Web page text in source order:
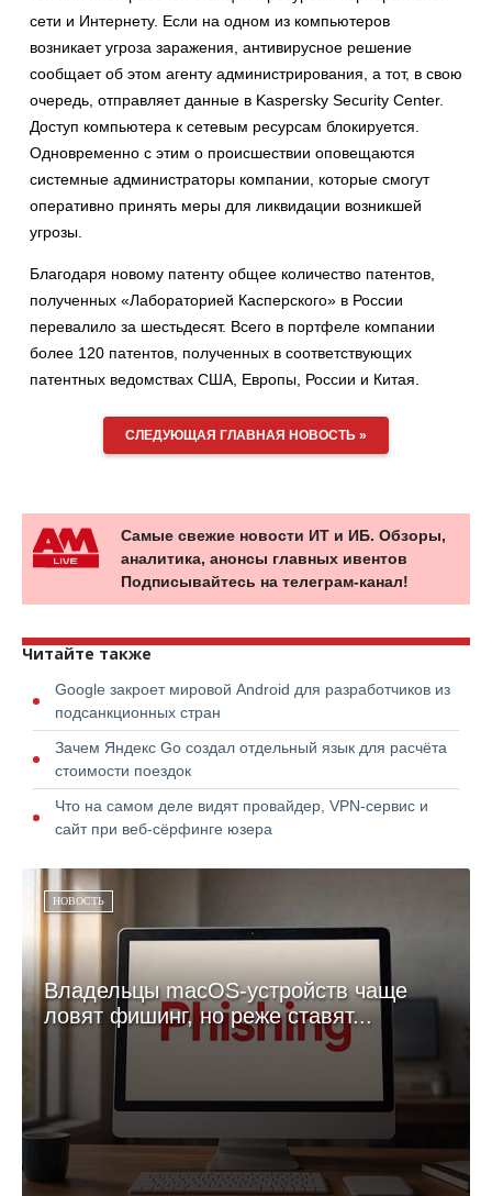
сети и Интернету. Если на одном из компьютеров
возникает угроза заражения, антивирусное решение
сообщает об этом агенту администрирования, а тот, в свою
очередь, отправляет данные в Kaspersky Security Center.
Доступ компьютера к сетевым ресурсам блокируется.
Одновременно с этим о происшествии оповещаются
системные администраторы компании, которые смогут
оперативно принять меры для ликвидации возникшей
угрозы.
Благодаря новому патенту общее количество патентов,
полученных «Лабораторией Касперского» в России
перевалило за шестьдесят. Всего в портфеле компании
более 120 патентов, полученных в соответствующих
патентных ведомствах США, Европы, России и Китая.
СЛЕДУЮЩАЯ ГЛАВНАЯ НОВОСТЬ »
Самые свежие новости ИТ и ИБ. Обзоры,
аналитика, анонсы главных ивентов
Подписывайтесь на телеграм-канал!
Читайте также
Google закроет мировой Android для разработчиков из
подсанкционных стран
Зачем Яндекс Go создал отдельный язык для расчёта
стоимости поездок
Что на самом деле видят провайдер, VPN-сервис и
сайт при веб-сёрфинге юзера
НОВОСТЬ
Владельцы macOS-устройств чаще
ловят фишинг, но реже ставят...